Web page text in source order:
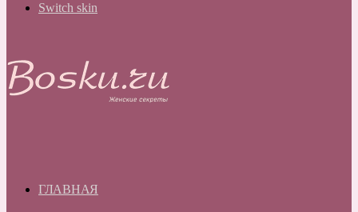
Switch skin
ГЛАВНАЯ